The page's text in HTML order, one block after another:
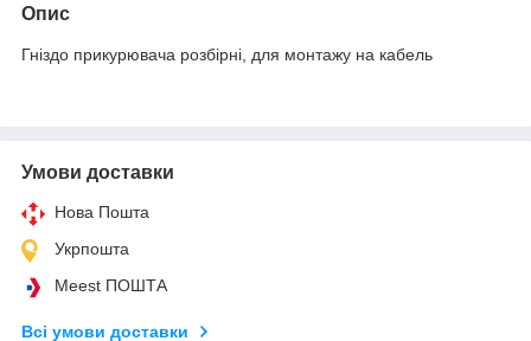
Опис
Гніздо прикурювача розбірні, для монтажу на кабель
Умови доставки
Нова Пошта
Укрпошта
Meest ПОШТА
Всі умови доставки